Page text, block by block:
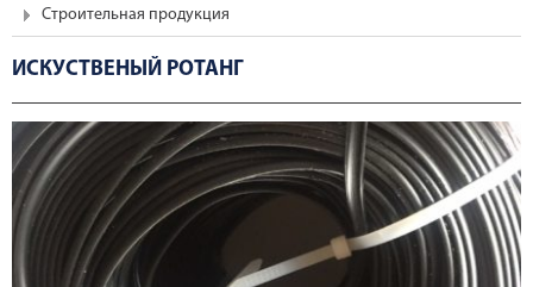
Строительная продукция
ИСКУСТВЕНЫЙ РОТАНГ